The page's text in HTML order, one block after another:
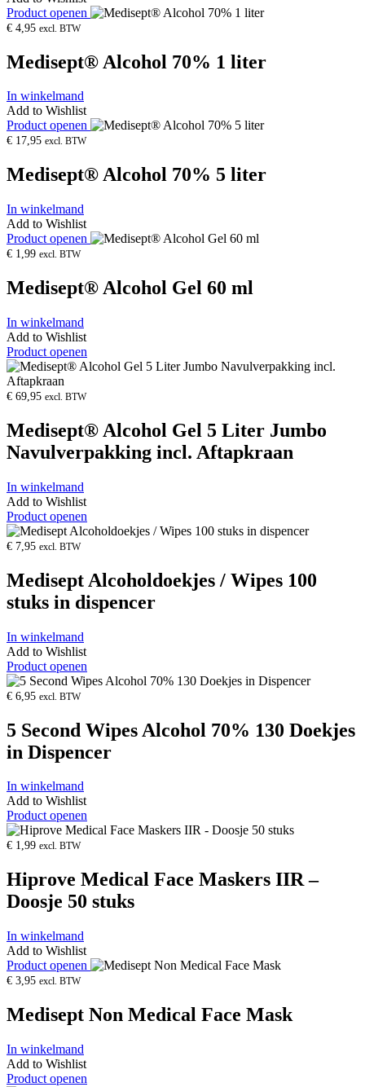
Product openen
€ 4,95 excl. BTW
Medisept® Alcohol 70% 1 liter
In winkelmand
Add to Wishlist
Product openen
€ 17,95 excl. BTW
Medisept® Alcohol 70% 5 liter
In winkelmand
Add to Wishlist
Product openen
€ 1,99 excl. BTW
Medisept® Alcohol Gel 60 ml
In winkelmand
Add to Wishlist
Product openen
€ 69,95 excl. BTW
Medisept® Alcohol Gel 5 Liter Jumbo
Navulverpakking incl. Aftapkraan
In winkelmand
Add to Wishlist
Product openen
€ 7,95 excl. BTW
Medisept Alcoholdoekjes / Wipes 100
stuks in dispencer
In winkelmand
Add to Wishlist
Product openen
€ 6,95 excl. BTW
5 Second Wipes Alcohol 70% 130 Doekjes
in Dispencer
In winkelmand
Add to Wishlist
Product openen
€ 1,99 excl. BTW
Hiprove Medical Face Maskers IIR –
Doosje 50 stuks
In winkelmand
Add to Wishlist
Product openen
€ 3,95 excl. BTW
Medisept Non Medical Face Mask
In winkelmand
Add to Wishlist
Product openen